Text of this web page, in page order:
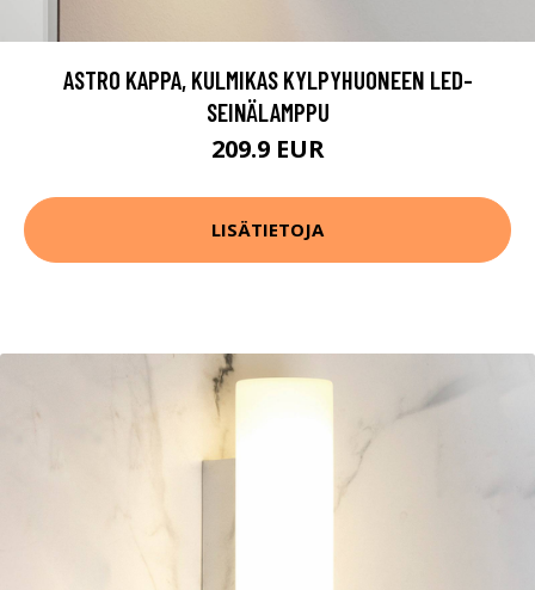
ASTRO KAPPA, KULMIKAS KYLPYHUONEEN LED-
SEINÄLAMPPU
209.9 EUR
LISÄTIETOJA